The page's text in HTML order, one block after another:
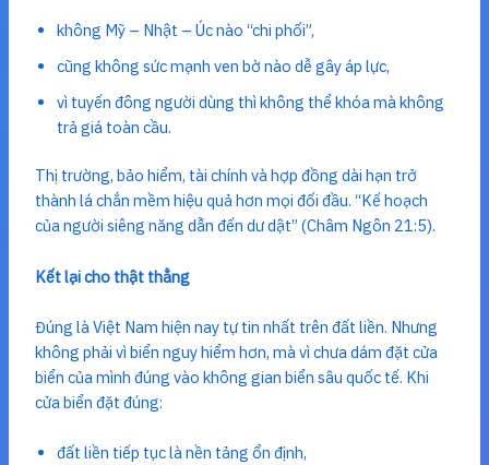
không Mỹ – Nhật – Úc nào “chi phối”,
cũng không sức mạnh ven bờ nào dễ gây áp lực,
vì tuyến đông người dùng thì không thể khóa mà không
trả giá toàn cầu.
Thị trường, bảo hiểm, tài chính và hợp đồng dài hạn trở
thành lá chắn mềm hiệu quả hơn mọi đối đầu. “Kế hoạch
của người siêng năng dẫn đến dư dật” (Châm Ngôn 21:5).
Kết lại cho thật thẳng
Đúng là Việt Nam hiện nay tự tin nhất trên đất liền. Nhưng
không phải vì biển nguy hiểm hơn, mà vì chưa dám đặt cửa
biển của mình đúng vào không gian biển sâu quốc tế. Khi
cửa biển đặt đúng:
đất liền tiếp tục là nền tảng ổn định,